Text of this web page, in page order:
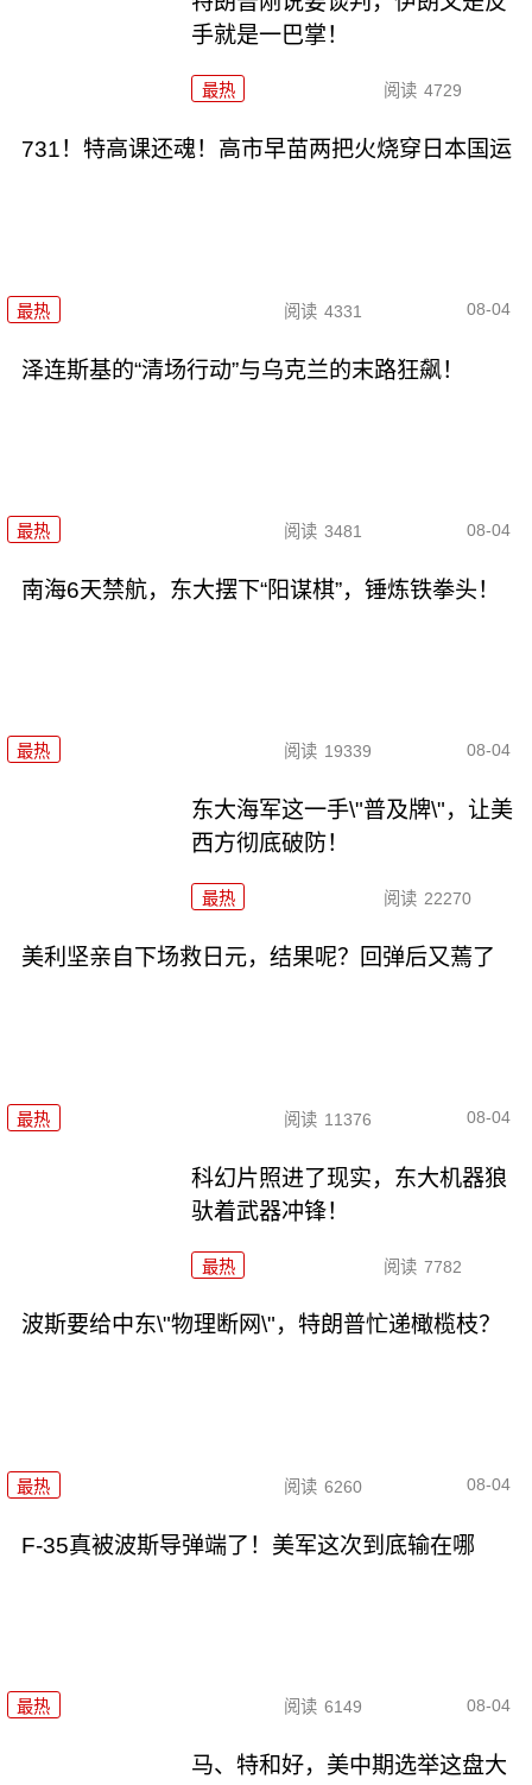
手就是一巴掌！
最热 阅读 4729
731！特高课还魂！高市早苗两把火烧穿日本国运
最热 阅读 4331 08-04
泽连斯基的“清场行动”与乌克兰的末路狂飙！
最热 阅读 3481 08-04
南海6天禁航，东大摆下“阳谋棋”，锤炼铁拳头！
最热 阅读 19339 08-04
东大海军这一手\"普及牌\"，让美
西方彻底破防！
最热 阅读 22270
美利坚亲自下场救日元，结果呢？回弹后又蔫了
最热 阅读 11376 08-04
科幻片照进了现实，东大机器狼
驮着武器冲锋！
最热 阅读 7782
波斯要给中东\"物理断网\"，特朗普忙递橄榄枝？
最热 阅读 6260 08-04
F-35真被波斯导弹端了！美军这次到底输在哪
最热 阅读 6149 08-04
马、特和好，美中期选举这盘大